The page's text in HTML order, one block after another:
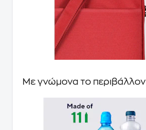
Με γνώμονα το περιβάλλον